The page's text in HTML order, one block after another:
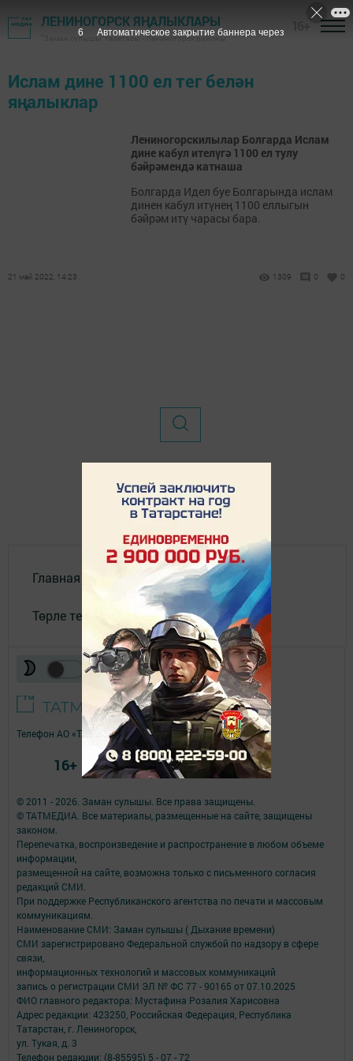
ЛЕНИНОГОРСК ЯҢАЛЫКЛАРЫ
"Заман сулышы" газетасы - Лениногорск районы
Ислам дине 1100 ел тег белән
яңалыклар
Лениногорскилылар Болгарда Ислам
дине кабул ителүгә 1100 ел тулу
бәйрәмендә катнаша
Болгарда Идел буе Болгарында ислам
динен кабул итүнең 1100 еллыгын
бәйрәм итү чарасы бара.
21 май 2022, 14:23 1309 0 0
Главная
Төрле темалар
© 2011 - 2026. Заман сулышы. Все права защищены.
© ТАТМЕДИА. Все материалы, размещенные на сайте, защищены
законом.
Перепечатка, воспроизведение и распространение в любом объеме
информации,
размещенной на сайте, возможна только с письменного согласия
редакций СМИ.
При поддержке Республиканского агентства по печати и массовым
коммуникациям.
Наименование СМИ: Заман сулышы ( Дыхание времени)
СМИ зарегистрировано Федеральной службой по надзору в сфере
связи,
информационных технологий и массовых коммуникаций
запись о регистрации СМИ ЭЛ № ФС 77 - 90165 от 07.10.2025
ФИО главного редактора: Мустафина Розалия Харисовна
Адрес редакции: 423250, Российская Федерация, Республика
Татарстан, г. Лениногорск,
ул. Тукая, д. 3
Телефон редакции: (8-85595) 5 - 07 - 72
Телефон АО «ТАТМЕДИА»: (843) 222 09 84
16+
6 Автоматическое закрытие баннера через